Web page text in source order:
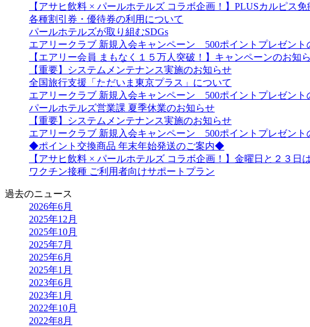
【アサヒ飲料 × パールホテルズ コラボ企画！】PLUSカルピス
各種割引券・優待券の利用について
パールホテルズが取り組むSDGs
エアリークラブ 新規入会キャンペーン 500ポイントプレゼント
【エアリー会員 まもなく１５万人突破！】キャンペーンのお知
【重要】システムメンテナンス実施のお知らせ
全国旅行支援「ただいま東京プラス」について
エアリークラブ 新規入会キャンペーン 500ポイントプレゼント
パールホテルズ営業課 夏季休業のお知らせ
【重要】システムメンテナンス実施のお知らせ
エアリークラブ 新規入会キャンペーン 500ポイントプレゼント
◆ポイント交換商品 年末年始発送のご案内◆
【アサヒ飲料 × パールホテルズ コラボ企画！】金曜日と２３日
ワクチン接種 ご利用者向けサポートプラン
過去のニュース
2026年6月
2025年12月
2025年10月
2025年7月
2025年6月
2025年1月
2023年6月
2023年1月
2022年10月
2022年8月